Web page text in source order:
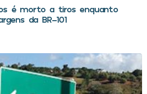
é morto a tiros enquanto
da BR-101